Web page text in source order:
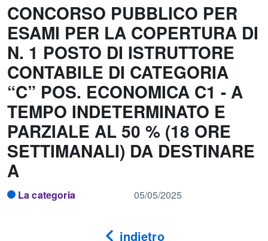
CONCORSO PUBBLICO PER
ESAMI PER LA COPERTURA DI
N. 1 POSTO DI ISTRUTTORE
CONTABILE DI CATEGORIA
“C” POS. ECONOMICA C1 - A
TEMPO INDETERMINATO E
PARZIALE AL 50 % (18 ORE
SETTIMANALI) DA DESTINARE
A
La categoria 05/05/2025
indietro